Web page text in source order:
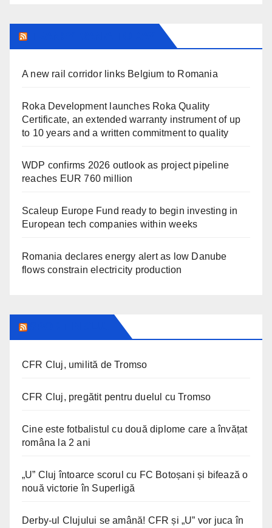
A new rail corridor links Belgium to Romania
Roka Development launches Roka Quality
Certificate, an extended warranty instrument of up
to 10 years and a written commitment to quality
WDP confirms 2026 outlook as project pipeline
reaches EUR 760 million
Scaleup Europe Fund ready to begin investing in
European tech companies within weeks
Romania declares energy alert as low Danube
flows constrain electricity production
CFR Cluj, umilită de Tromso
CFR Cluj, pregătit pentru duelul cu Tromso
Cine este fotbalistul cu două diplome care a învățat
româna la 2 ani
„U” Cluj întoarce scorul cu FC Botoșani și bifează o
nouă victorie în Superligă
Derby-ul Clujului se amână! CFR și „U” vor juca în